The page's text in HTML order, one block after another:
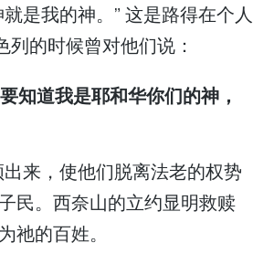
是我的神。” 这是路得在个人
的时候曾对他们说：
知道我是耶和华你们的神，
来，使他们脱离法老的权势
民。西奈山的立约显明救赎
祂的百姓。